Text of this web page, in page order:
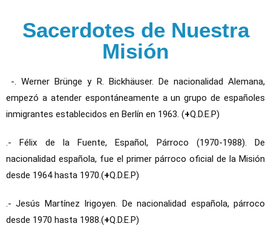
Sacerdotes de Nuestra
Misión
-. Werner Brünge y R. Bickhäuser. De nacionalidad Alemana,
empezó a atender espontáneamente a un grupo de españoles
inmigrantes establecidos en Berlín en 1963. (+Q.D.E.P)
.- Félix de la Fuente, Español, Párroco (1970-1988). De
nacionalidad española, fue el primer párroco oficial de la Misión
desde 1964 hasta 1970.(+Q.D.E.P)
.- Jesús Martínez Irigoyen. De nacionalidad española, párroco
desde 1970 hasta 1988.(+Q.D.E.P)